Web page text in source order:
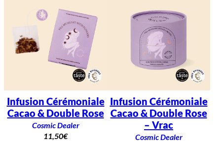
Infusion Cérémoniale
Cacao & Double Rose
Cosmic Dealer
11,50€
Infusion Cérémoniale
Cacao & Double Rose
– Vrac
Cosmic Dealer